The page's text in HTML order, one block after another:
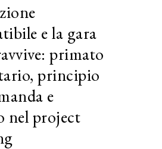
e la gara
primato
principio
e
nel project